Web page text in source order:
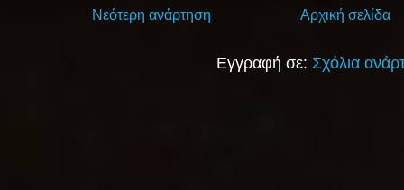
Νεότερη ανάρτηση Αρχική σελίδα
Εγγραφή σε: Σχόλια